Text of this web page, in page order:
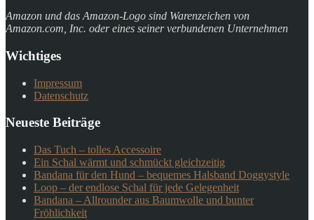
Amazon und das Amazon-Logo sind Warenzeichen von
Amazon.com, Inc. oder eines seiner verbundenen Unternehmen
Wichtiges
Impressum
Datenschutz
Neueste Beiträge
Das Tuch – tolles Accessoire
Ein Schal wärmt und schmückt gleichzeitig
Bandana für den Hund – bequemes Halsband Doggystyle
Loop – der endlose Schal für jede Gelegenheit
Bandana – Allrounder aus Baumwolle und bunter
Fröhlichkeit